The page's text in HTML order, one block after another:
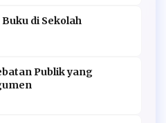
di Sekolah
Publik yang